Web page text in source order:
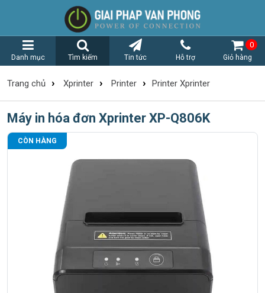
Danh mục Tìm kiếm Tin tức Hỗ trợ Giỏ hàng
0
Trang chủ › Xprinter › Printer › Printer Xprinter
Máy in hóa đơn Xprinter XP-Q806K
CÒN HÀNG